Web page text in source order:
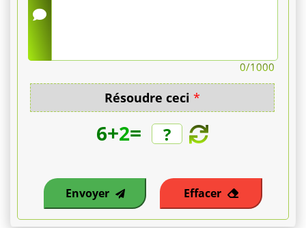
mois.
indicatif
varie
0/1000
Résoudre ceci *
6+2=
Envoyer Effacer